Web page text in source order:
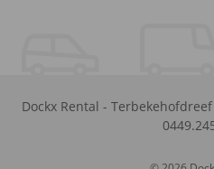
Dockx Rental -